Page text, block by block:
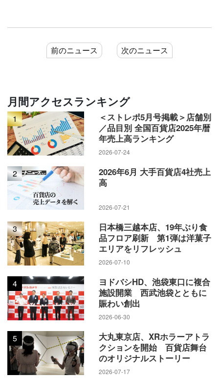
前のニュース 次のニュース
月間アクセスランキング
1
＜ストレポ5月号掲載＞店舗別
／品目別 全国百貨店2025年暦
年売上高ランキング
2026-07-24
2
2026年6月 大手百貨店4社売上
高
2026-07-21
3
日本橋三越本店、19年ぶり食
品フロア刷新 第1弾は洋菓子
エリアをリフレッシュ
2026-07-10
4
ヨドバシHD、池袋東口に複合
施設開業 西武池袋とともに
賑わい創出
2026-06-30
5
大丸東京店、XRホラーアトラ
クションを開始 百貨店舞台
のオリジナルストーリー
2026-07-17